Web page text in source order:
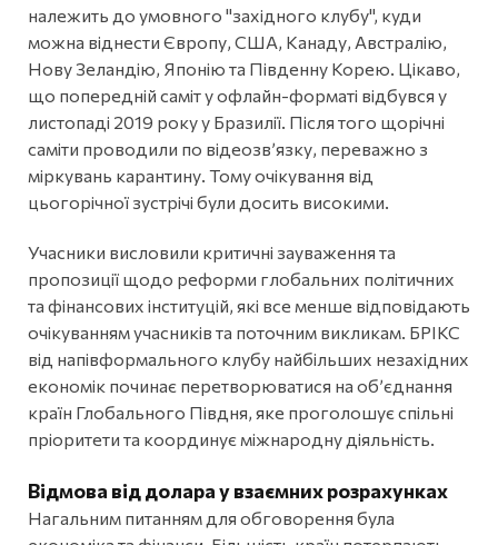
належить до умовного "західного клубу", куди
можна віднести Європу, США, Канаду, Австралію,
Нову Зеландію, Японію та Південну Корею. Цікаво,
що попередній саміт у офлайн-форматі відбувся у
листопаді 2019 року у Бразилії. Після того щорічні
саміти проводили по відеозв’язку, переважно з
міркувань карантину. Тому очікування від
цьогорічної зустрічі були досить високими.
Учасники висловили критичні зауваження та
пропозиції щодо реформи глобальних політичних
та фінансових інституцій, які все менше відповідають
очікуванням учасників та поточним викликам. БРІКС
від напівформального клубу найбільших незахідних
економік починає перетворюватися на об’єднання
країн Глобального Півдня, яке проголошує спільні
пріоритети та координує міжнародну діяльність.
Відмова від долара у взаємних розрахунках
Нагальним питанням для обговорення була